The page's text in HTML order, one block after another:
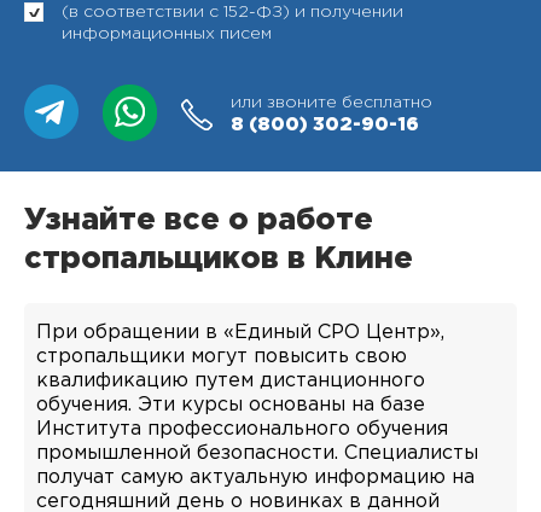
(в соответствии с 152-ФЗ) и получении
информационных писем
или звоните бесплатно
8 (800) 302-90-16
Узнайте все о работе
стропальщиков в Клине
При обращении в «Единый СРО Центр»,
стропальщики могут повысить свою
квалификацию путем дистанционного
обучения. Эти курсы основаны на базе
Института профессионального обучения
промышленной безопасности. Специалисты
получат самую актуальную информацию на
сегодняшний день о новинках в данной